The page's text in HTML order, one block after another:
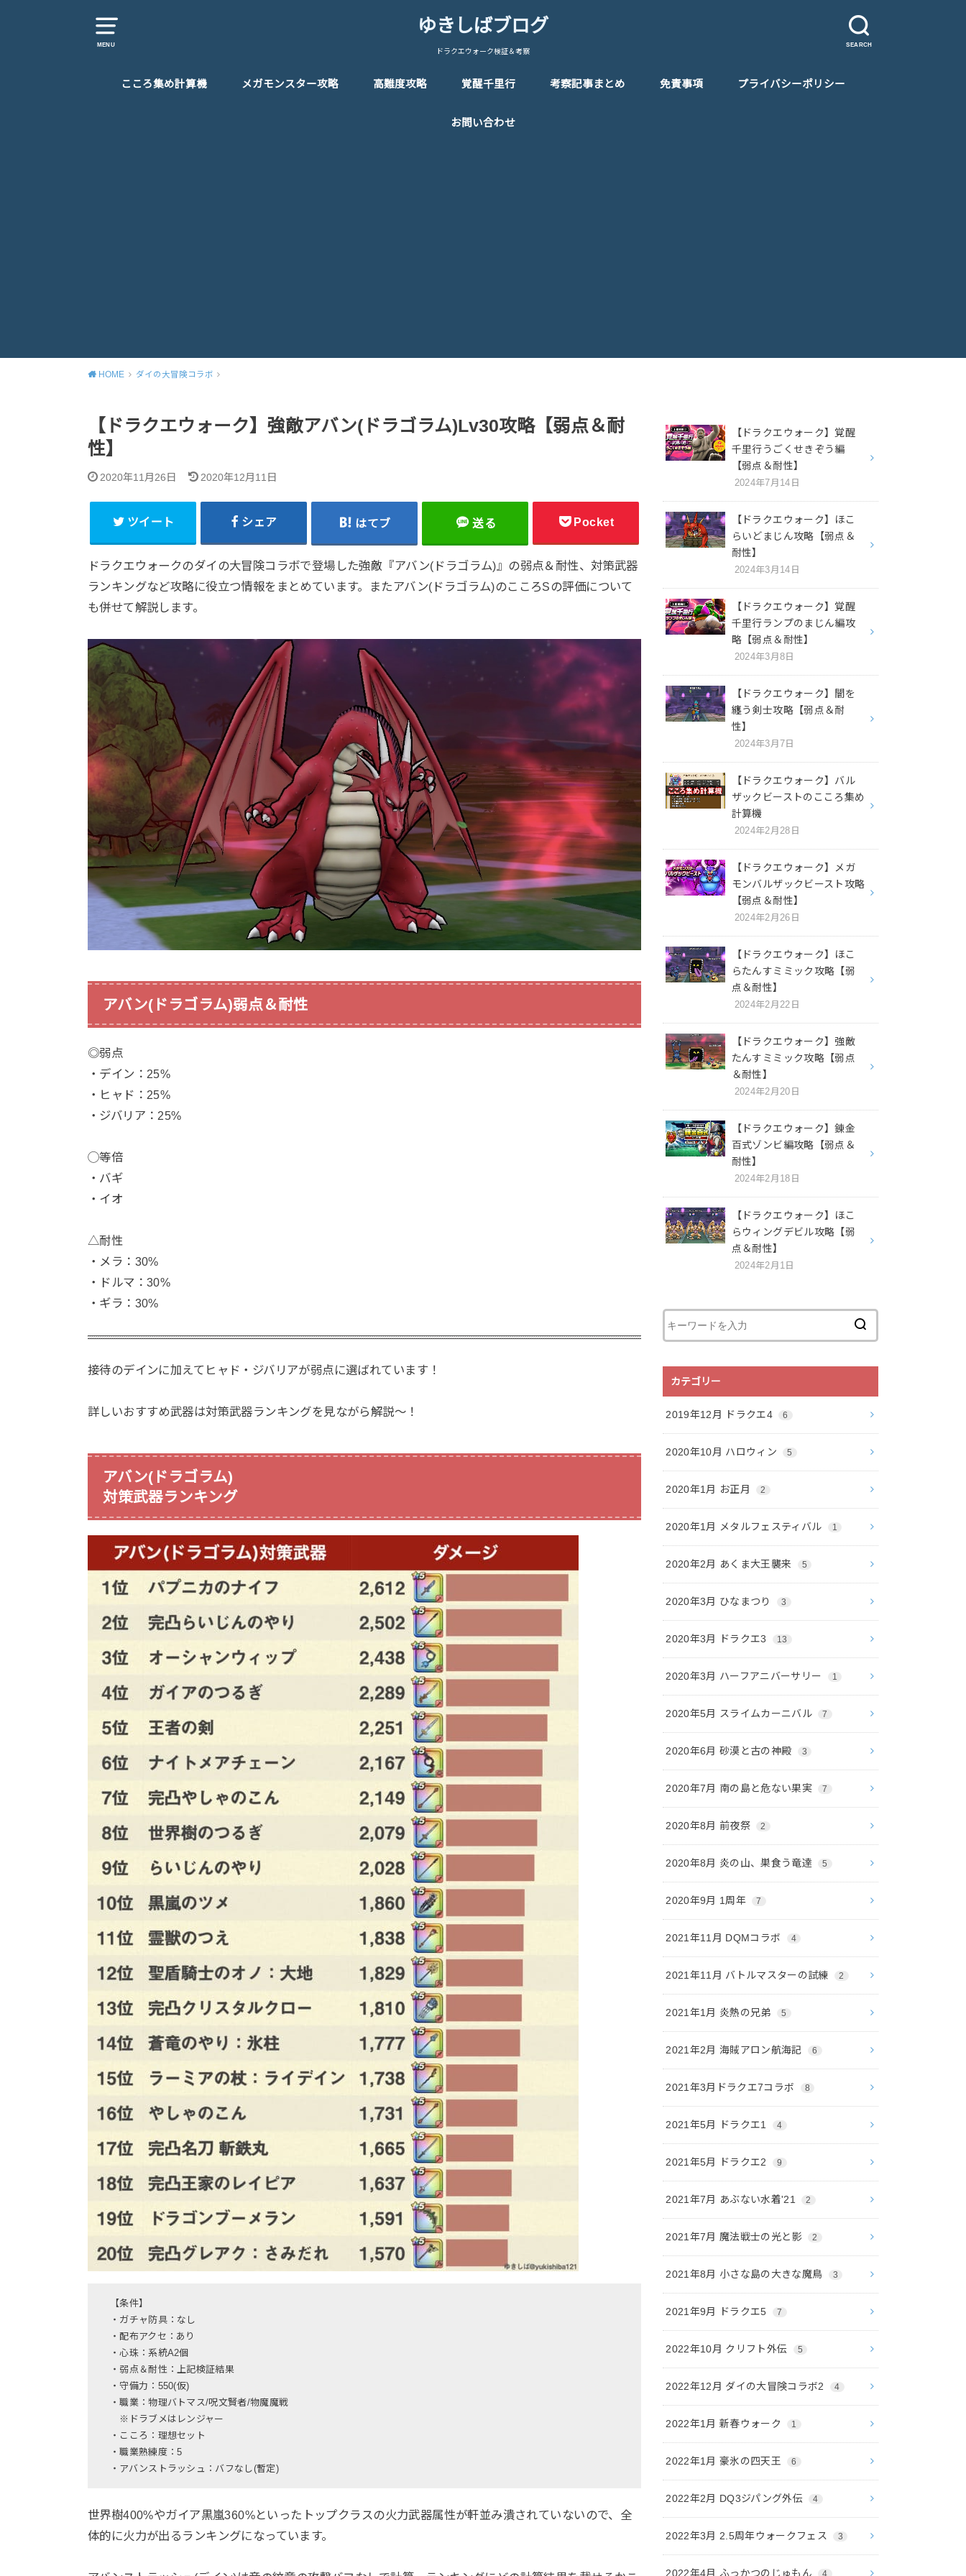
MENU SEARCH
ゆきしばブログ
ドラクエウォーク検証＆考察
こころ集め計算機 メガモンスター攻略 高難度攻略 覚醒千里行 考察記事まとめ 免責事項 プライバシーポリシー
お問い合わせ
HOME ダイの大冒険コラボ
【ドラクエウォーク】強敵アバン(ドラゴラム)Lv30攻略【弱点＆耐
性】
2020年11月26日 2020年12月11日
ツイート シェア はてブ 送る Pocket
ドラクエウォークのダイの大冒険コラボで登場した強敵『アバン(ドラゴラム)』の弱点＆耐性、対策武器
ランキングなど攻略に役立つ情報をまとめています。またアバン(ドラゴラム)のこころSの評価について
も併せて解説します。
アバン(ドラゴラム)弱点＆耐性
◎弱点
・デイン：25%
・ヒャド：25%
・ジバリア：25%
◯等倍
・バギ
・イオ
△耐性
・メラ：30%
・ドルマ：30%
・ギラ：30%
接待のデインに加えてヒャド・ジバリアが弱点に選ばれています！
詳しいおすすめ武器は対策武器ランキングを見ながら解説〜！
アバン(ドラゴラム)
対策武器ランキング
【条件】
・ガチャ防具：なし
・配布アクセ：あり
・心珠：系統A2個
・弱点＆耐性：上記検証結果
・守備力：550(仮)
・職業：物理バトマス/呪文賢者/物魔魔戦
※ドラブメはレンジャー
・こころ：理想セット
・職業熟練度：5
・アバンストラッシュ：バフなし(暫定)
世界樹400%やガイア黒嵐360%といったトップクラスの火力武器属性が軒並み潰されていないので、全
体的に火力が出るランキングになっています。
【ドラクエウォーク】覚醒
千里行うごくせきぞう編
【弱点＆耐性】
2024年7月14日
【ドラクエウォーク】ほこ
らいどまじん攻略【弱点＆
耐性】
2024年3月14日
【ドラクエウォーク】覚醒
千里行ランプのまじん編攻
略【弱点＆耐性】
2024年3月8日
【ドラクエウォーク】闇を
纏う剣士攻略【弱点＆耐
性】
2024年3月7日
【ドラクエウォーク】バル
ザックビーストのこころ集め
計算機
2024年2月28日
【ドラクエウォーク】メガ
モンバルザックビースト攻略
【弱点＆耐性】
2024年2月26日
【ドラクエウォーク】ほこ
らたんすミミック攻略【弱
点＆耐性】
2024年2月22日
【ドラクエウォーク】強敵
たんすミミック攻略【弱点
＆耐性】
2024年2月20日
【ドラクエウォーク】錬金
百式ゾンビ編攻略【弱点＆
耐性】
2024年2月18日
【ドラクエウォーク】ほこ
らウィングデビル攻略【弱
点＆耐性】
2024年2月1日
カテゴリー
2019年12月 ドラクエ4 6
2020年10月 ハロウィン 5
2020年1月 お正月 2
2020年1月 メタルフェスティバル 1
2020年2月 あくま大王襲来 5
2020年3月 ひなまつり 3
2020年3月 ドラクエ3 13
2020年3月 ハーフアニバーサリー 1
2020年5月 スライムカーニバル 7
2020年6月 砂漠と古の神殿 3
2020年7月 南の島と危ない果実 7
2020年8月 前夜祭 2
2020年8月 炎の山、巣食う竜達 5
2020年9月 1周年 7
2021年11月 DQMコラボ 4
2021年11月 バトルマスターの試練 2
2021年1月 炎熱の兄弟 5
2021年2月 海賊アロン航海記 6
2021年3月ドラクエ7コラボ 8
2021年5月 ドラクエ1 4
2021年5月 ドラクエ2 9
2021年7月 あぶない水着'21 2
2021年7月 魔法戦士の光と影 2
2021年8月 小さな島の大きな魔鳥 3
2021年9月 ドラクエ5 7
2022年10月 クリフト外伝 5
2022年12月 ダイの大冒険コラボ2 4
2022年1月 新春ウォーク 1
2022年1月 豪氷の四天王 6
2022年2月 DQ3ジパング外伝 4
2022年3月 2.5周年ウォークフェス 3
2022年4月 ふっかつのじゅもん 4